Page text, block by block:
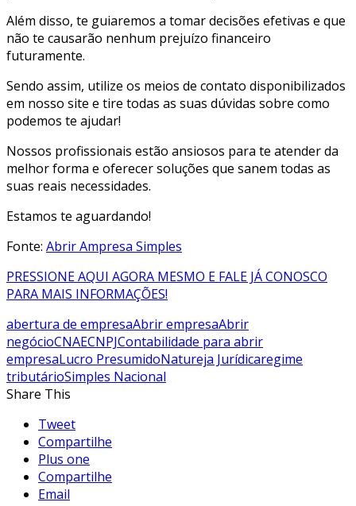
Além disso, te guiaremos a tomar decisões efetivas e que
não te causarão nenhum prejuízo financeiro
futuramente.
Sendo assim, utilize os meios de contato disponibilizados
em nosso site e tire todas as suas dúvidas sobre como
podemos te ajudar!
Nossos profissionais estão ansiosos para te atender da
melhor forma e oferecer soluções que sanem todas as
suas reais necessidades.
Estamos te aguardando!
Fonte: Abrir Ampresa Simples
PRESSIONE AQUI AGORA MESMO E FALE JÁ CONOSCO
PARA MAIS INFORMAÇÕES!
abertura de empresaAbrir empresaAbrir
negócioCNAECNPJContabilidade para abrir
empresaLucro PresumidoNatureja Jurídicaregime
tributárioSimples Nacional
Share This
Tweet
Compartilhe
Plus one
Compartilhe
Email